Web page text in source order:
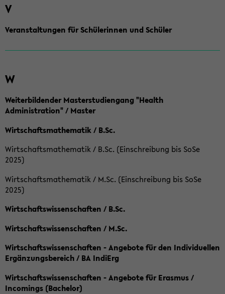
V
Veranstaltungen für Schülerinnen und Schüler
W
Weiterbildender Masterstudiengang "Health
Administration" / Master
Wirtschaftsmathematik / B.Sc.
Wirtschaftsmathematik / B.Sc. (Einschreibung bis SoSe
2025)
Wirtschaftsmathematik / M.Sc. (Einschreibung bis SoSe
2025)
Wirtschaftswissenschaften / B.Sc.
Wirtschaftswissenschaften / M.Sc.
Wirtschaftswissenschaften - Angebote für den Individuellen
Ergänzungsbereich / BA IndiErg
Wirtschaftswissenschaften - Angebote für Erasmus /
Incomings (Bachelor)